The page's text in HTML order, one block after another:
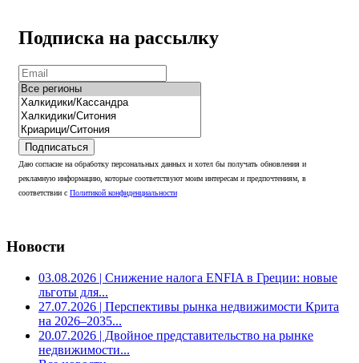
Подписка на рассылку
Подписаться
Даю согласие на обработку персональных данных и хотел бы получать обновления и
рекламную информацию, которые соответствуют моим интересам и предпочтениям, в
соответствии с Политикой конфиденциальности
Новости
03.08.2026 | Снижение налога ENFIA в Греции: новые
льготы для...
27.07.2026 | Перспективы рынка недвижимости Крита
на 2026–2035...
20.07.2026 | Двойное представительство на рынке
недвижимости...